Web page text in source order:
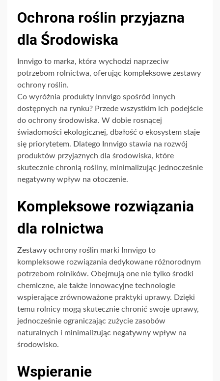
Ochrona roślin przyjazna
dla Środowiska
Innvigo to marka, która wychodzi naprzeciw
potrzebom rolnictwa, oferując kompleksowe zestawy
ochrony roślin.
Co wyróżnia produkty Innvigo spośród innych
dostępnych na rynku? Przede wszystkim ich podejście
do ochrony środowiska. W dobie rosnącej
świadomości ekologicznej, dbałość o ekosystem staje
się priorytetem. Dlatego Innvigo stawia na rozwój
produktów przyjaznych dla środowiska, które
skutecznie chronią rośliny, minimalizując jednocześnie
negatywny wpływ na otoczenie.
Kompleksowe rozwiązania
dla rolnictwa
Zestawy ochrony roślin marki Innvigo to
kompleksowe rozwiązania dedykowane różnorodnym
potrzebom rolników. Obejmują one nie tylko środki
chemiczne, ale także innowacyjne technologie
wspierające zrównoważone praktyki uprawy. Dzięki
temu rolnicy mogą skutecznie chronić swoje uprawy,
jednocześnie ograniczając zużycie zasobów
naturalnych i minimalizując negatywny wpływ na
środowisko.
Wspieranie